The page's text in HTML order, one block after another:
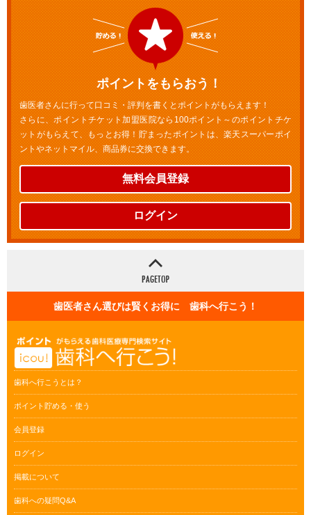
ポイントをもらおう！
歯医者さんに行って口コミ・評判を書くとポイントがもらえます！
さらに、ポイントチケット加盟医院なら100ポイント～のポイントチケ
ットがもらえて、もっとお得！貯まったポイントは、楽天スーパーポイ
ントやネットマイル、商品券に交換できます。
無料会員登録
ログイン
歯医者さん選びは賢くお得に 歯科へ行こう！
歯科へ行こうとは？
ポイント貯める・使う
会員登録
ログイン
掲載について
歯科への疑問Q&A